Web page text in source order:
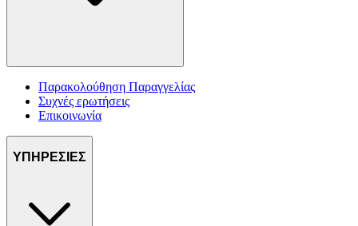
Παρακολούθηση Παραγγελίας
Συχνές ερωτήσεις
Επικοινωνία
ΥΠΗΡΕΣΙΕΣ